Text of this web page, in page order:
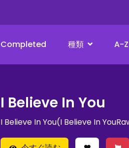
Completed 種類 A-Z
I Believe In You
I Believe In You(I Believe In